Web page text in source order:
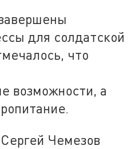
для солдатской
что
возможности, а
Чемезов